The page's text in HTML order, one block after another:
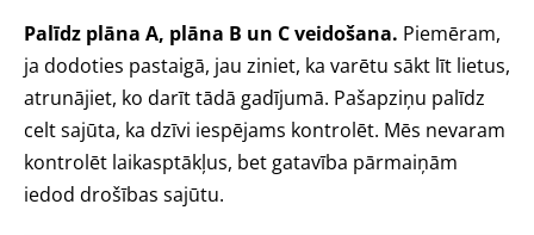
Palīdz plāna A, plāna B un C veidošana. Piemēram,
ja dodoties pastaigā, jau ziniet, ka varētu sākt līt lietus,
atrunājiet, ko darīt tādā gadījumā. Pašapziņu palīdz
celt sajūta, ka dzīvi iespējams kontrolēt. Mēs nevaram
kontrolēt laikasptākļus, bet gatavība pārmaiņām
iedod drošības sajūtu.